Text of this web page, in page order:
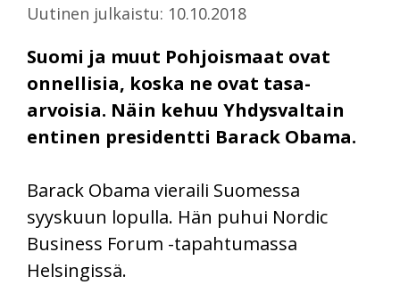
Uutinen julkaistu: 10.10.2018
Suomi ja muut Pohjoismaat ovat
onnellisia, koska ne ovat tasa-
arvoisia. Näin kehuu Yhdysvaltain
entinen presidentti Barack Obama.
Barack Obama vieraili Suomessa
syyskuun lopulla. Hän puhui Nordic
Business Forum -tapahtumassa
Helsingissä.